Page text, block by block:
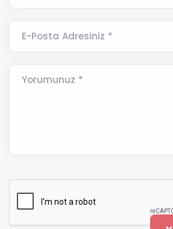
E-Posta Adresiniz *
Yorumunuz *